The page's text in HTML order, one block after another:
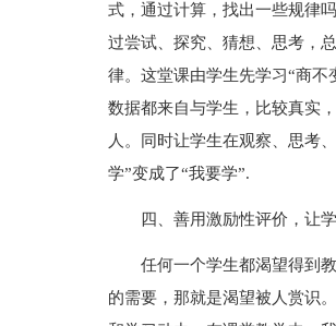
式，通过计算，找出一些规律
过尝试、探究、猜想、思考，
律。这堂课由学生先学习“商不
数据都来自与学生，比较真实
人。同时让学生在观察、思考
学”变成了“我要学”.
四、善用激励性评价，让
任何一个学生都渴望得到
的需要，那就是渴望被人赏识